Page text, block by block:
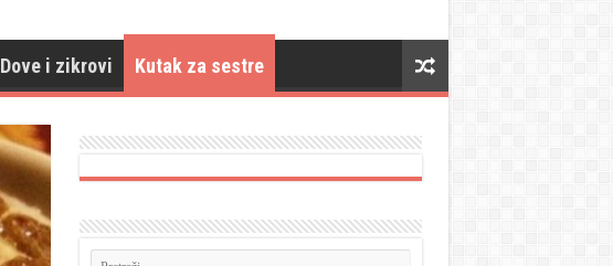
Dove i zikrovi Kutak za sestre